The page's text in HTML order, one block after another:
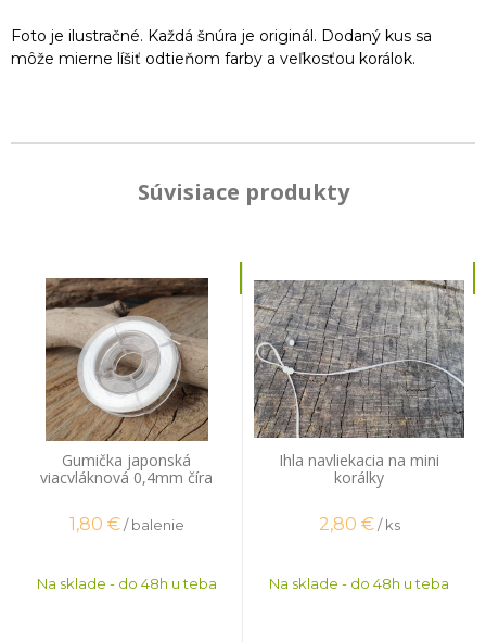
Foto je ilustračné. Každá šnúra je originál. Dodaný kus sa
môže mierne líšiť odtieňom farby a veľkosťou korálok.
Súvisiace produkty
Gumička japonská
viacvláknová 0,4mm číra
1,80 € / balenie
Na sklade - do 48h u teba
Ihla navliekacia na mini
korálky
2,80 € / ks
Na sklade - do 48h u teba